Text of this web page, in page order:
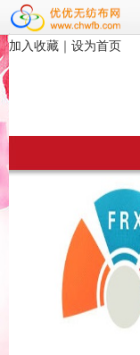
加入收藏 设为首页